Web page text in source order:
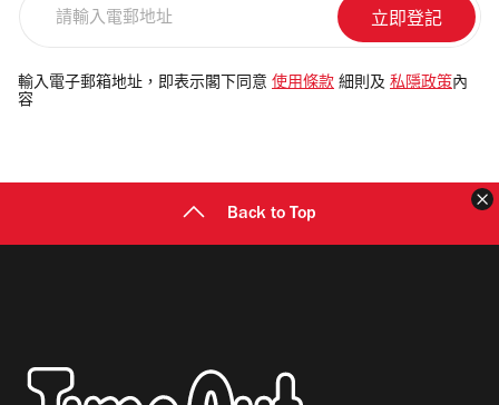
電
郵
輸入電子郵箱地址，即表示閣下同意 使用條款 細則及 私隱政策 內
容
Back to Top